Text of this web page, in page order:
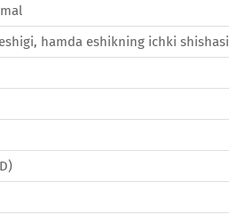
hamda eshikning ichki shishasi